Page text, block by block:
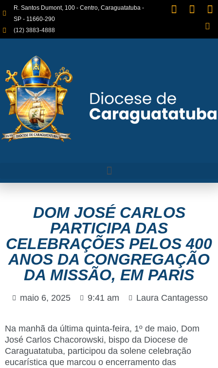
R. Santos Dumont, 100 - Centro, Caraguatatuba -
SP - 11660-290
(12) 3883-4888
DOM JOSÉ CARLOS
PARTICIPA DAS
CELEBRAÇÕES PELOS 400
ANOS DA CONGREGAÇÃO
DA MISSÃO, EM PARIS
maio 6, 2025 9:41 am Laura Cantagesso
Na manhã da última quinta-feira, 1º de maio, Dom
José Carlos Chacorowski, bispo da Diocese de
Caraguatatuba, participou da solene celebração
eucarística que marcou o encerramento das